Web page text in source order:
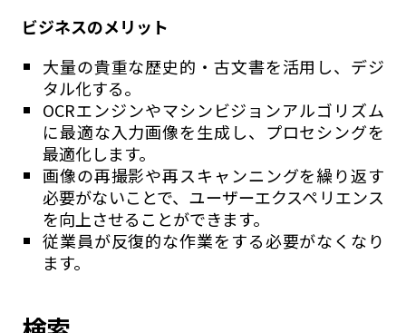
ビジネスのメリット
大量の貴重な歴史的・古文書を活用し、デジ
タル化する。
OCRエンジンやマシンビジョンアルゴリズム
に最適な入力画像を生成し、プロセシングを
最適化します。
画像の再撮影や再スキャンニングを繰り返す
必要がないことで、ユーザーエクスペリエンス
を向上させることができます。
従業員が反復的な作業をする必要がなくなり
ます。